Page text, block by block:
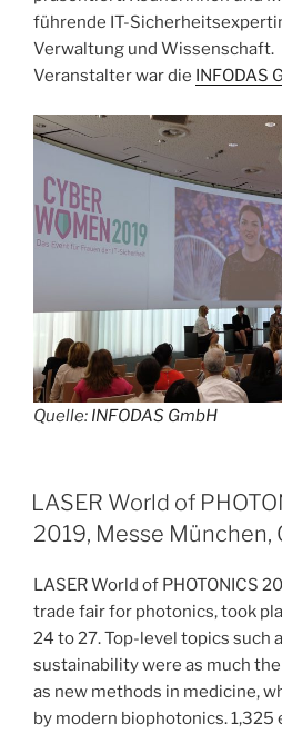
führende IT-
Verwaltung und Wissenschaft.
Veranstalter war die INFODAS
Quelle: INFODAS GmbH
LASER World of
2019, Messe München,
LASER World of PHOTONICS
trade fair for photonics, took
24 to 27. Top-level topics such
sustainability were as much
as new methods in medicine,
by modern biophotonics.